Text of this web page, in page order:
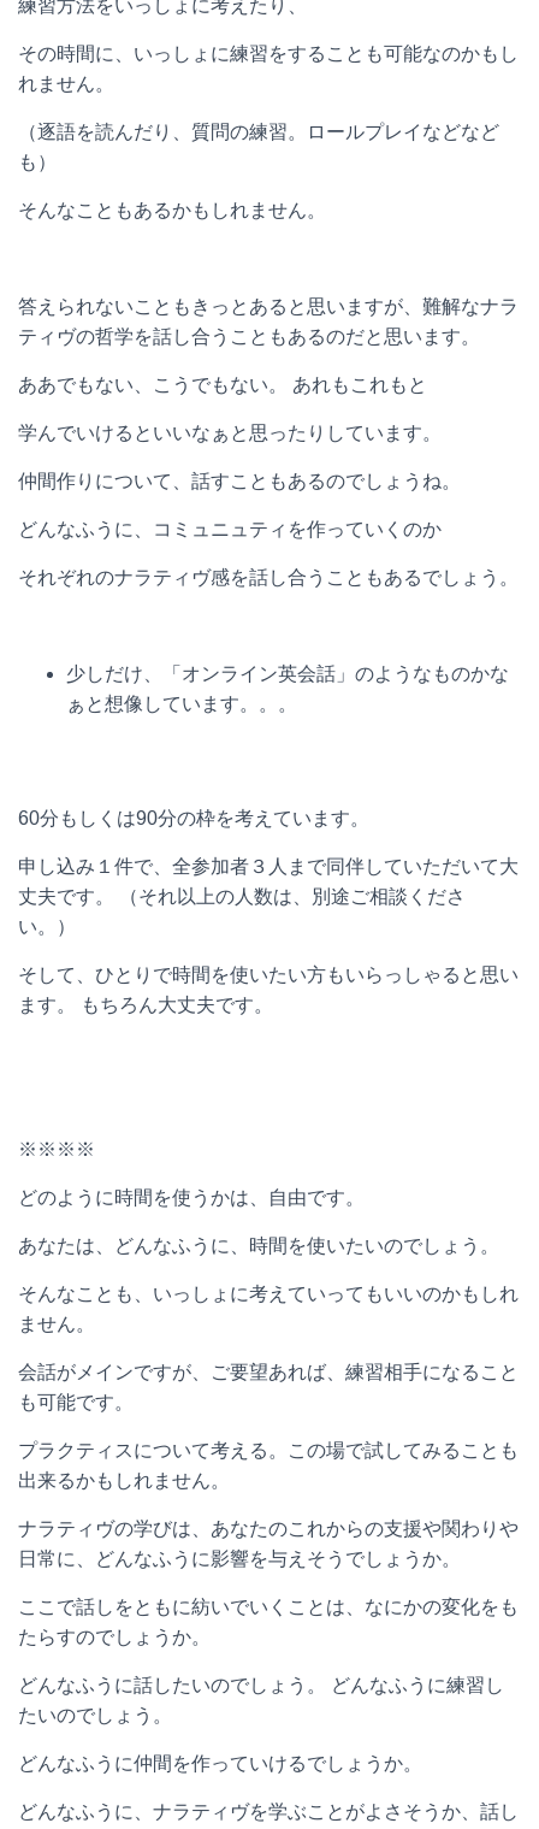
練習方法をいっしょに考えたり、
その時間に、いっしょに練習をすることも可能なのかもし
れません。
（逐語を読んだり、質問の練習。ロールプレイなどなど
も）
そんなこともあるかもしれません。
答えられないこともきっとあると思いますが、難解なナラ
ティヴの哲学を話し合うこともあるのだと思います。
ああでもない、こうでもない。 あれもこれもと
学んでいけるといいなぁと思ったりしています。
仲間作りについて、話すこともあるのでしょうね。
どんなふうに、コミュニュティを作っていくのか
それぞれのナラティヴ感を話し合うこともあるでしょう。
少しだけ、「オンライン英会話」のようなものかな
ぁと想像しています。。。
60分もしくは90分の枠を考えています。
申し込み１件で、全参加者３人まで同伴していただいて大
丈夫です。 （それ以上の人数は、別途ご相談くださ
い。）
そして、ひとりで時間を使いたい方もいらっしゃると思い
ます。 もちろん大丈夫です。
※※※※
どのように時間を使うかは、自由です。
あなたは、どんなふうに、時間を使いたいのでしょう。
そんなことも、いっしょに考えていってもいいのかもしれ
ません。
会話がメインですが、ご要望あれば、練習相手になること
も可能です。
プラクティスについて考える。この場で試してみることも
出来るかもしれません。
ナラティヴの学びは、あなたのこれからの支援や関わりや
日常に、どんなふうに影響を与えそうでしょうか。
ここで話しをともに紡いでいくことは、なにかの変化をも
たらすのでしょうか。
どんなふうに話したいのでしょう。 どんなふうに練習し
たいのでしょう。
どんなふうに仲間を作っていけるでしょうか。
どんなふうに、ナラティヴを学ぶことがよさそうか、話し